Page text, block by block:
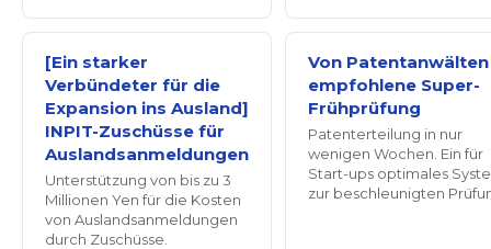
[Ein starker
Verbündeter für die
Expansion ins Ausland]
INPIT-Zuschüsse für
Auslandsanmeldungen
Unterstützung von bis zu 3
Millionen Yen für die Kosten
von Auslandsanmeldungen
durch Zuschüsse.
Von Patentanwälten
empfohlene Super-
Frühprüfung
Patenterteilung in nur
wenigen Wochen. Ein für
Start-ups optimales
zur beschleunigten